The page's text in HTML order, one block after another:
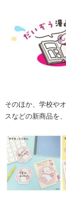
そのほか、学校や
スなどの新商品を